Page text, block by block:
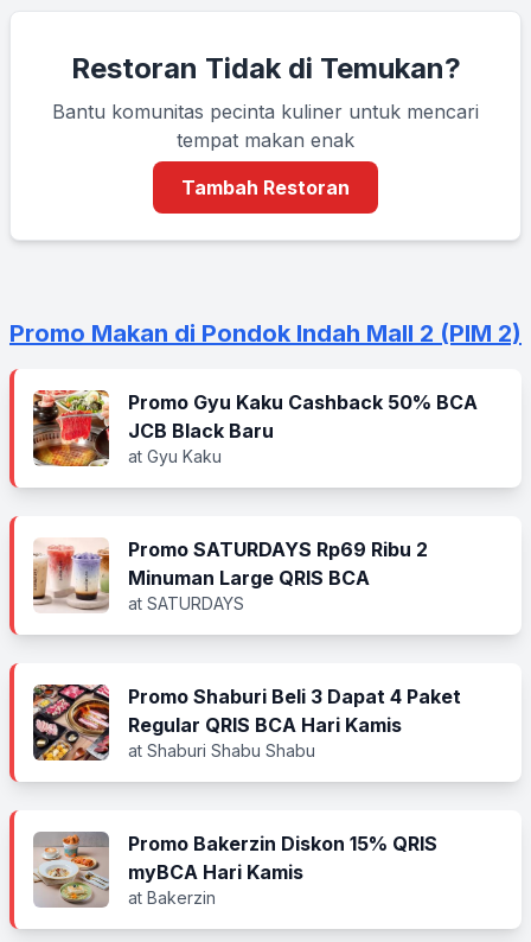
Restoran Tidak di Temukan?
Bantu komunitas pecinta kuliner untuk mencari
tempat makan enak
Tambah Restoran
Promo Makan di Pondok Indah Mall 2 (PIM 2)
Promo Gyu Kaku Cashback 50% BCA
JCB Black Baru
at Gyu Kaku
Promo SATURDAYS Rp69 Ribu 2
Minuman Large QRIS BCA
at SATURDAYS
Promo Shaburi Beli 3 Dapat 4 Paket
Regular QRIS BCA Hari Kamis
at Shaburi Shabu Shabu
Promo Bakerzin Diskon 15% QRIS
myBCA Hari Kamis
at Bakerzin